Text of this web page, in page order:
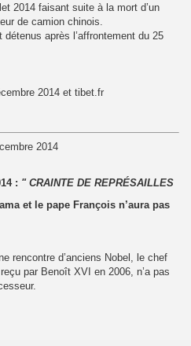
2014 faisant suite à la mort d’un
de camion chinois.
après l’affrontement du 25
2014 et tibet.fr
2014
: " CRAINTE DE REPRÉSAILLES
et le pape François n’aura pas
rencontre d’anciens Nobel, le chef
par Benoît XVI en 2006, n’a pas